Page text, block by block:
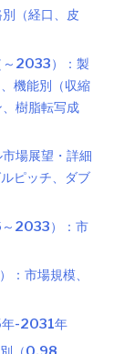
（経口、皮
～2033）：製
機能別（収縮
樹脂転写成
場展望・詳細
ピッチ、ダブ
～2033）：市
市場規模、
年-2031年